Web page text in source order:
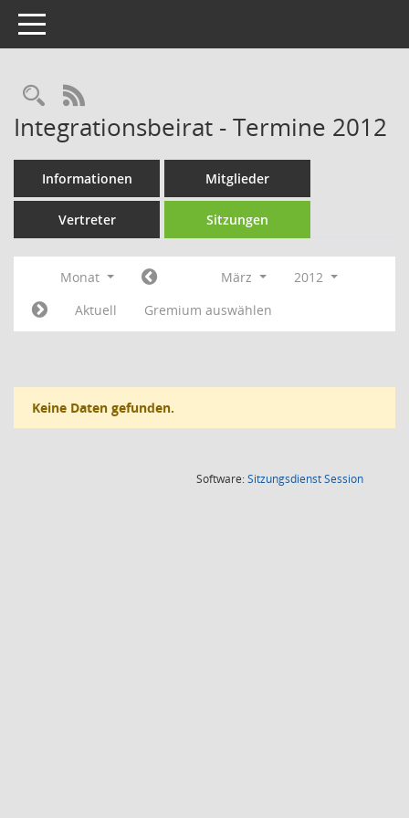
Toggle navigation
Rechercheauswahl
RSS-Feed
Integrationsbeirat - Termine 2012
Informationen Mitglieder
Vertreter Sitzungen
Monat März
2012
Aktuell
Gremium auswählen
Keine Daten gefunden.
Software:SitzungsdienstSession(Wird in